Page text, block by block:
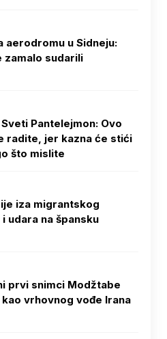
aerodromu u Sidneju:
zamalo sudarili
Pantelejmon: Ovo
radite, jer kazna će stići
što mislite
iza migrantskog
i udara na špansku
prvi snimci Modžtabe
kao vrhovnog vođe Irana